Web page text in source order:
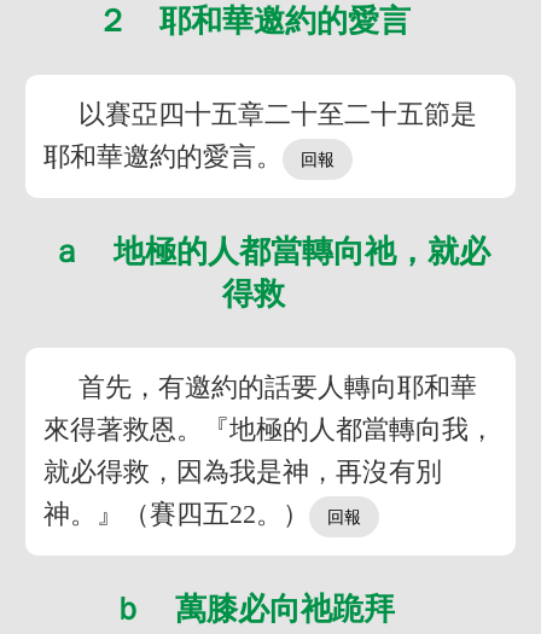
２ 耶和華邀約的愛言
以賽亞四十五章二十至二十五節是
耶和華邀約的愛言。
ａ 地極的人都當轉向祂，就必
得救
首先，有邀約的話要人轉向耶和華
來得著救恩。『地極的人都當轉向我，
就必得救，因為我是神，再沒有別
神。』（賽四五22。）
ｂ 萬膝必向祂跪拜